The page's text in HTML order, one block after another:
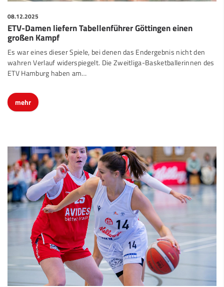
08.12.2025
ETV-Damen liefern Tabellenführer Göttingen einen
großen Kampf
Es war eines dieser Spiele, bei denen das Endergebnis nicht den
wahren Verlauf widerspiegelt. Die Zweitliga-Basketballerinnen des
ETV Hamburg haben am…
mehr